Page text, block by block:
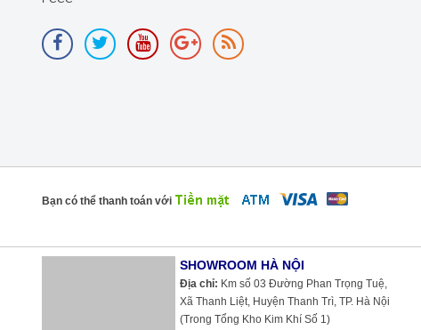
Bạn có thể thanh toán với
Km số 03 Đường Phan Trọng Tuệ, Xã Thanh Liệt, Huyện Thanh
Trì, TP. Hà Nội (Trong Tổng Kho Kim Khí Số 1)
024 6292 3846 - 024 6674 3148